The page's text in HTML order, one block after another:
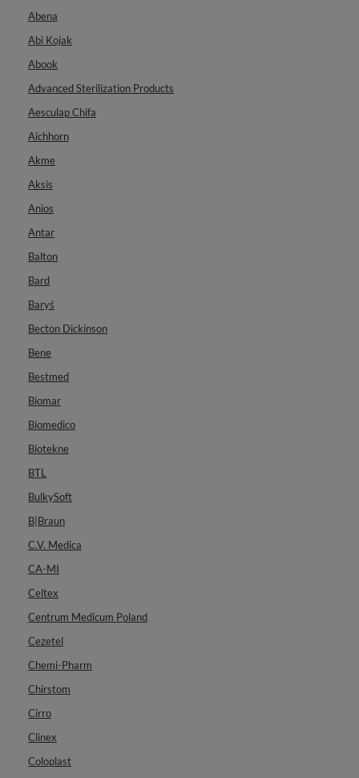
Abena
Abi Kojak
Abook
Advanced Sterilization Products
Aesculap Chifa
Aichhorn
Akme
Aksis
Anios
Antar
Balton
Bard
Baryś
Becton Dickinson
Bene
Bestmed
Biomar
Biomedico
Biotekne
BTL
BulkySoft
B|Braun
C.V. Medica
CA-MI
Celtex
Centrum Medicum Poland
Cezetel
Chemi-Pharm
Chirstom
Cirro
Clinex
Coloplast